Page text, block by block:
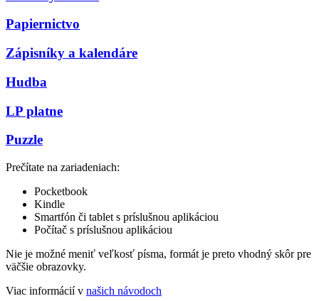
Papiernictvo
Zápisníky a kalendáre
Hudba
LP platne
Puzzle
Prečítate na zariadeniach:
Pocketbook
Kindle
Smartfón či tablet s príslušnou aplikáciou
Počítač s príslušnou aplikáciou
Nie je možné meniť veľkosť písma, formát je preto vhodný skôr pre
väčšie obrazovky.
Viac informácií v našich návodoch